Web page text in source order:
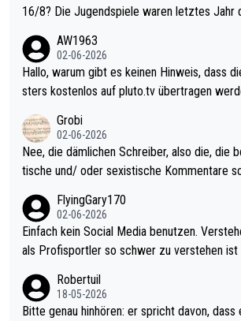
16/8? Die Jugendspiele waren letztes Jahr durchaus sehr kurz
Allerdings ist Mitchell Lawrie als Nummer 1 der Welt eh qualifi
ziert. Somit ändert die automatische
sters erstmal nichts. Ich denke sie wollen damit für nächstes J
ohl wenig WDF Turniere spielen. Dies war
es Jahr der Fall. Er musste als amtierender
den Qualifier und ich glaube kaum, dass
gas) antun würde, wenn er doch eigentlich
el hat.
AW1963
02-06-2026
Hallo, warum gibt es keinen Hinweis, dass die Nordic Darts Ma
sters kostenlos auf pluto.tv übertragen
Grobi
02-06-2026
Nee, die dämlichen Schreiber, also die, die
tische und/ oder sexistische Kommentare
s Leben in den Griff kriegen. Nur eins
r war doch neulich erst derjenige, der über
rovoziert hat. Und Littlers Mutter schießt
FlyingGary170
02-06-2026
Einfach kein Social Media benutzen.
als Profisportler so schwer zu verstehen ist
Robertuil
18-05-2026
Bitte genau hinhören: er spricht davon, dass